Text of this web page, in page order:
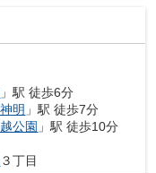
」駅 徒歩6分
明 」駅 徒歩7分
公園 」駅 徒歩10分
３丁目